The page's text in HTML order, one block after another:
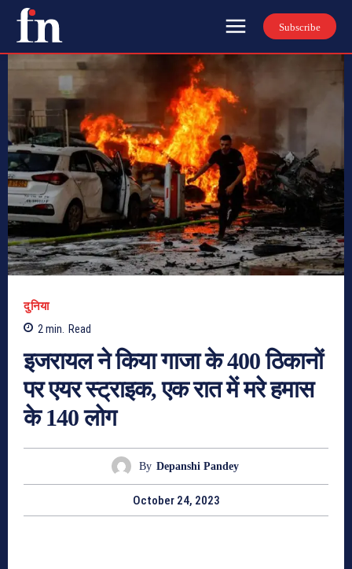
Subscribe
दुनिया
2min. Read
इजरायल ने किया गाजा के 400 ठिकानों
पर एयर स्ट्राइक, एक रात में मरे हमास
के 140 लोग
By Depanshi Pandey
October 24, 2023